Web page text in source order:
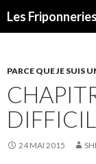
Les
PARCE QUE JE SUIS
24 MAI 2015